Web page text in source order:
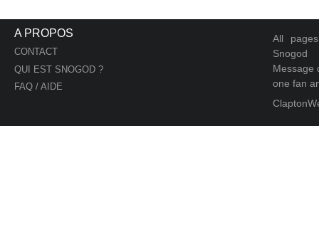
A PROPOS
CONTACT
QUI EST SNOGOD ?
FAQ / AIDE
All
Snogod
Message
one fan